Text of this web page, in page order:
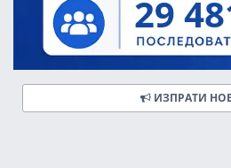
ИЗПРАТИ